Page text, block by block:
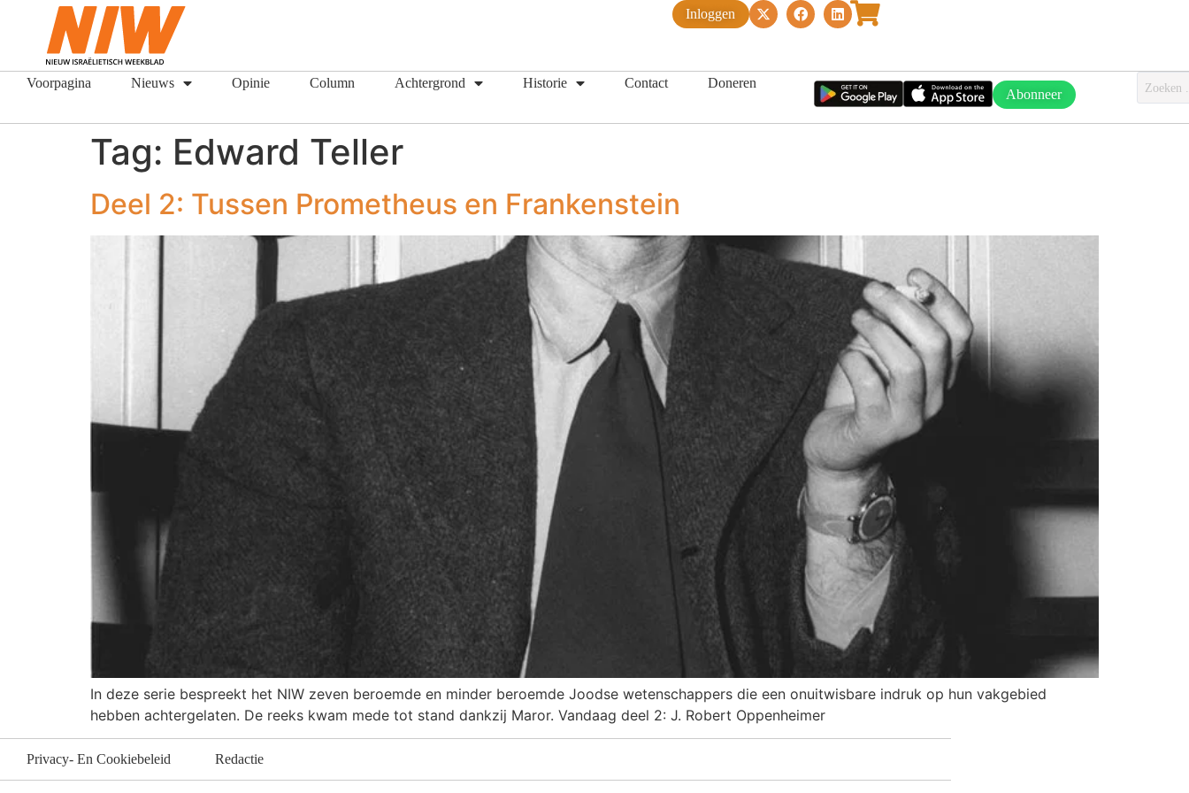
Inloggen
Voorpagina Nieuws Opinie Column Achtergrond Historie Contact Doneren
Abonneer
Tag: Edward Teller
Deel 2: Tussen Prometheus en Frankenstein
In deze serie bespreekt het NIW zeven beroemde en minder beroemde Joodse wetenschappers die een onuitwisbare indruk op hun vakgebied
hebben achtergelaten. De reeks kwam mede tot stand dankzij Maror. Vandaag deel 2: J. Robert Oppenheimer
Privacy- En Cookiebeleid Redactie